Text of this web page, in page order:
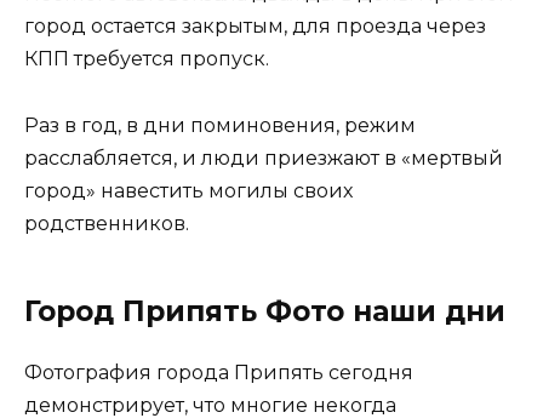
город остается закрытым, для проезда через
КПП требуется пропуск.
Раз в год, в дни поминовения, режим
расслабляется, и люди приезжают в «мертвый
город» навестить могилы своих
родственников.
Город Припять Фото наши дни
Фотография города Припять сегодня
демонстрирует, что многие некогда